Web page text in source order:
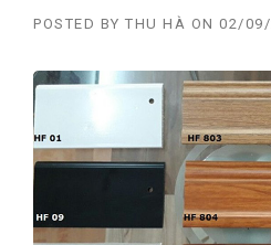
POSTED BY THU HÀ ON 02/